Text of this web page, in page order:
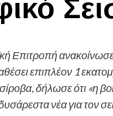
Επιτροπή
επιπλέον 1
δήλωσε ότι «η
νέα για τον